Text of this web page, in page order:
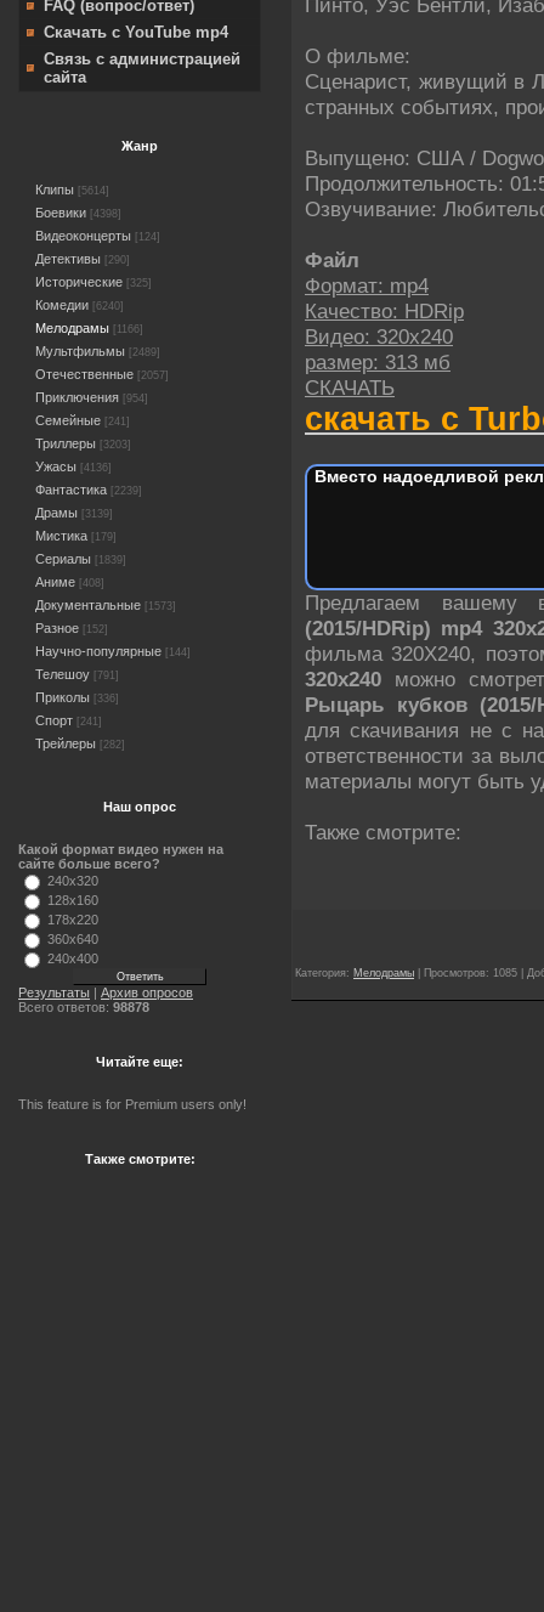
FAQ (вопрос/ответ)
Скачать с YouTube mp4
Связь с администрацией
сайта
Жанр
Клипы [5614]
Боевики [4398]
Видеоконцерты [124]
Детективы [290]
Исторические [325]
Комедии [6240]
Мелодрамы [1166]
Мультфильмы [2489]
Отечественные [2057]
Приключения [954]
Семейные [241]
Триллеры [3203]
Ужасы [4136]
Фантастика [2239]
Драмы [3139]
Мистика [179]
Сериалы [1839]
Аниме [408]
Документальные [1573]
Разное [152]
Научно-популярные [144]
Телешоу [791]
Приколы [336]
Спорт [241]
Трейлеры [282]
Наш опрос
Какой формат видео нужен на
сайте больше всего?
240x320
128x160
178x220
360x640
240x400
Результаты | Архив опросов
Всего ответов: 98878
Читайте еще:
This feature is for Premium users only!
Также смотрите:
О фильме:
Сценарист, живущий в
странных событиях,
Выпущено: США /
Продолжительность:
Озвучивание:
Файл
Формат: mp4
Качество: HDRip
Видео: 320х240
размер: 313 мб
СКАЧАТЬ
скачать с
Вместо надоедливой
Предлагаем
(2015/HDRip) mp4
фильма 320X240,
320х240 можно
Рыцарь кубков (2015/
для скачивания не с
ответственности за
материалы могут быть
Также смотрите:
Категория: Мелодрамы | Просмотров: 1085 |